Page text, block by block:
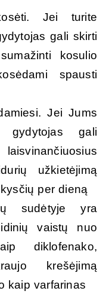
Jei turite
gali skirti
kosulio
spausti
Jei Jums
gydytojas gali
užkietėjimą
per dieną
sudėtyje yra
vaistų nuo
diklofenako,
krešėjimą
kaip varfarinas